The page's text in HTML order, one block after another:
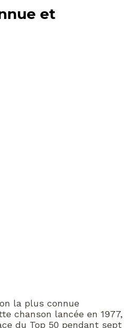
et
la plus connue
chanson lancée en 1977,
du Top 50 pendant sept